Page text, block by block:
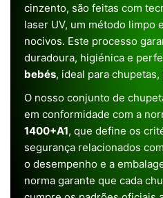
cinzento, são feitas com
laser UV, um método limpo
nocivos. Este processo
duradoura, higiénica e
bebés, ideal para
O nosso conjunto de
em conformidade com a
1400+A1, que define os
segurança relacionados
o desempenho e a
norma garante que cada